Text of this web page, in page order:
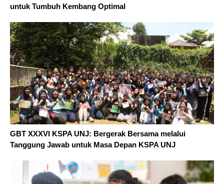
untuk Tumbuh Kembang Optimal
GBT XXXVI KSPA UNJ: Bergerak Bersama melalui
Tanggung Jawab untuk Masa Depan KSPA UNJ